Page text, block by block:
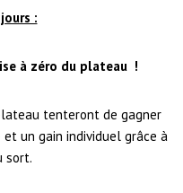
:
à zéro du plateau !
tenteront de gagner
et un gain individuel grâce à
sort.